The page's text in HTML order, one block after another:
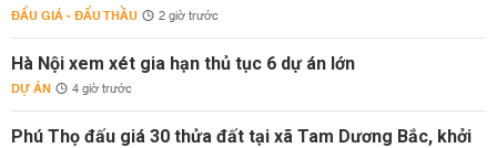
ĐẤU GIÁ - ĐẤU THẦU 2 giờ trước
Hà Nội xem xét gia hạn thủ tục 6 dự án lớn
DỰ ÁN 4 giờ trước
Phú Thọ đấu giá 30 thửa đất tại xã Tam Dương Bắc, khởi